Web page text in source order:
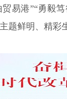
易港”“勇毅
题鲜明、精彩